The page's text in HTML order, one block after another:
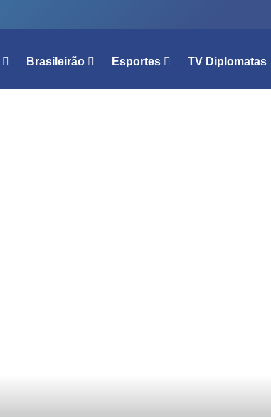
Brasileirão Esportes TV Diplomatas